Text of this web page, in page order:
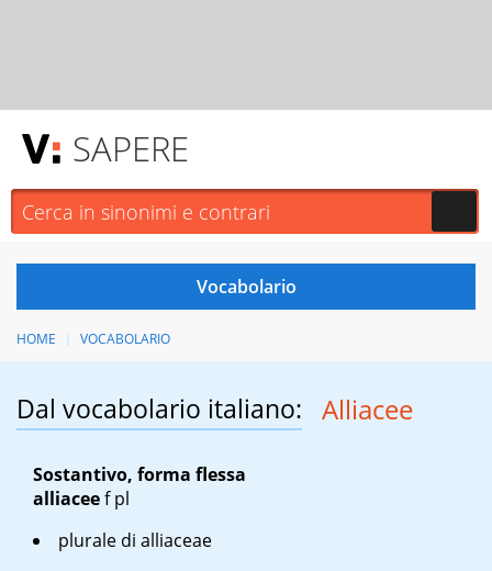
SAPERE
HOME VOCABOLARIO
Dal vocabolario italiano: Alliacee
Sostantivo, forma flessa
alliaceef pl
plurale di alliaceae